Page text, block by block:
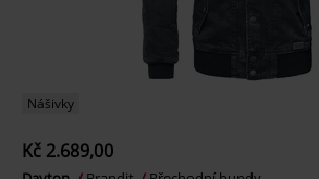
Nášivky
Kč 2.689,00